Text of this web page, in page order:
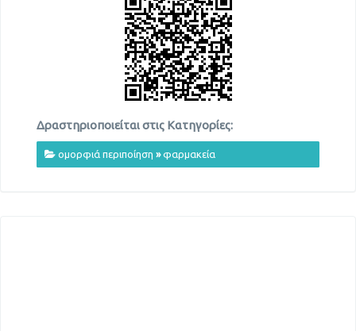
Δραστηριοποιείται στις Κατηγορίες:
ομορφιά περιποίηση »φαρμακεία